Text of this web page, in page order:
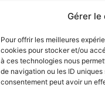
Gérer le
Pour offrir les meilleures
cookies pour stocker et/ou
à ces technologies nous
de navigation ou les ID
consentement peut avoir un